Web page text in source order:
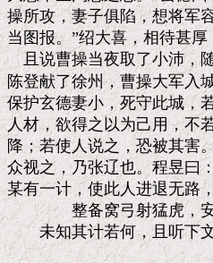
操所攻，妻子俱陷，想将军
当图报。”绍大喜，相待甚厚
且说曹操当夜取了小沛，
陈登献了徐州，曹操大军入
保护玄德妻小，死守此城，
人材，欲得之以为己用，不
降；若使人说之，恐被其害
众视之，乃张辽也。程昱曰
某有一计，使此人进退无路
整备窝弓射猛虎，安